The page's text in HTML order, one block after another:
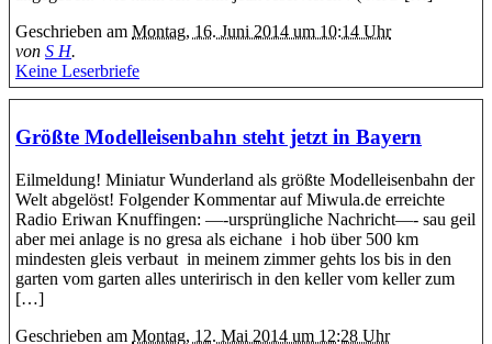
Geschrieben am Montag, 16. Juni 2014 um 10:14 Uhr
von S H.
Keine Leserbriefe
Größte Modelleisenbahn steht jetzt in Bayern
Eilmeldung! Miniatur Wunderland als größte Modelleisenbahn der
Welt abgelöst! Folgender Kommentar auf Miwula.de erreichte
Radio Eriwan Knuffingen: —-ursprüngliche Nachricht—- sau geil
aber mei anlage is no gresa als eichane i hob über 500 km
mindesten gleis verbaut in meinem zimmer gehts los bis in den
garten vom garten alles unteririsch in den keller vom keller zum
[…]
Geschrieben am Montag, 12. Mai 2014 um 12:28 Uhr